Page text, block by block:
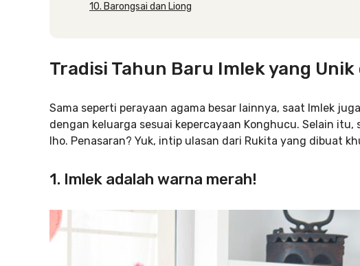
10. Barongsai dan Liong
Tradisi Tahun Baru Imlek yang
Sama seperti perayaan agama besar lainnya, saat Imlek
dengan keluarga sesuai kepercayaan Konghucu. Selain
lho. Penasaran? Yuk, intip ulasan dari Rukita yang dibuat
1. Imlek adalah warna merah!